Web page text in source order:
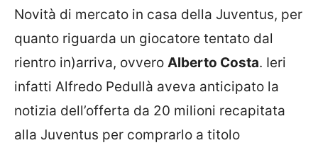
Novità di mercato in casa della Juventus, per
quanto riguarda un giocatore tentato dal
rientro in)arriva, ovvero Alberto Costa. Ieri
infatti Alfredo Pedullà aveva anticipato la
notizia dell’offerta da 20 milioni recapitata
alla Juventus per comprarlo a titolo